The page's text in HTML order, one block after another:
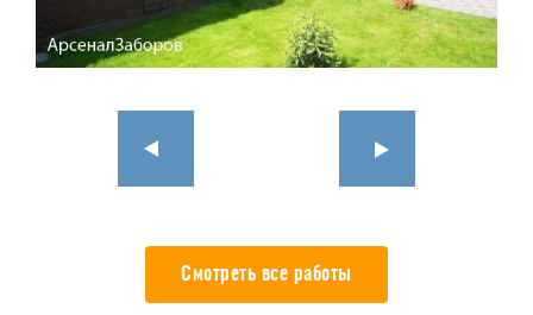
Смотреть все работы